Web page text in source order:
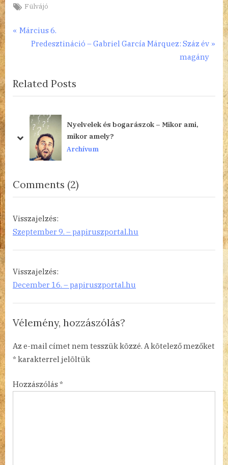
Tags:
Fülvájó
Bejegyzés
P
i
o
P
:
Március 6.
N
t
P
s
Predesztináció – Gabriel García Márquez: Száz év
magány
Related Posts
Nyelvelek és bogarászok – Mikor ami,
mikor amely?
Archívum
prev
next
Comments (2)
“Kodály
gyermek-
Fischer
Ádámmal
Kórusművek
Works)”
Visszajelzés:
Szeptember 9. – papiruszportal.hu
Visszajelzés:
December 16. – papiruszportal.hu
Vélemény, hozzászólás?
Az e-mail címet nem tesszük közzé. A kötelező mezőket
*karakterrel jelöltük
Hozzászólás *